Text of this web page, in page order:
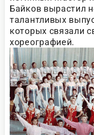
Байков вырастил
талантливых
которых связали
хореографией.